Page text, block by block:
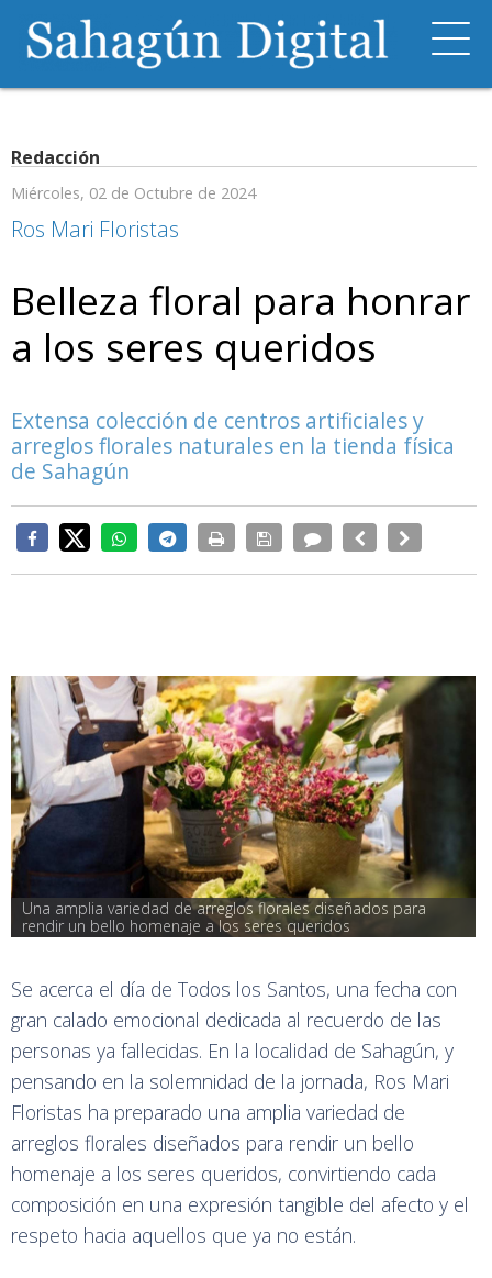
Redacción
Miércoles, 02 de Octubre de 2024
Ros Mari Floristas
Belleza floral para honrar
a los seres queridos
Extensa colección de centros artificiales y
arreglos florales naturales en la tienda física
de Sahagún
Una amplia variedad de arreglos florales diseñados para
rendir un bello homenaje a los seres queridos
Se acerca el día de Todos los Santos, una fecha con
gran calado emocional dedicada al recuerdo de las
personas ya fallecidas. En la localidad de Sahagún, y
pensando en la solemnidad de la jornada, Ros Mari
Floristas ha preparado una amplia variedad de
arreglos florales diseñados para rendir un bello
homenaje a los seres queridos, convirtiendo cada
composición en una expresión tangible del afecto y el
respeto hacia aquellos que ya no están.